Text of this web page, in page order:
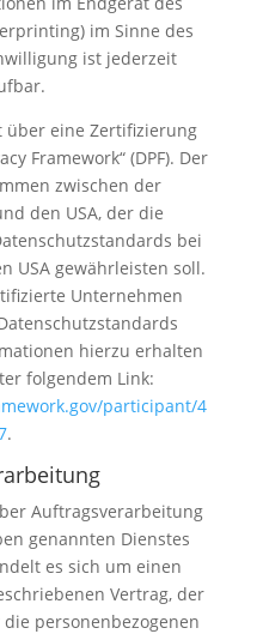
im Sinne des
ist jederzeit
über eine Zertifizierung
Framework“ (DPF). Der
zwischen der
den USA, der die
bei
USA gewährleisten soll.
Unternehmen
hierzu erhalten
folgendem Link:
participant/4
.
Auftragsverarbeitung
genannten Dienstes
es sich um einen
Vertrag, der
personenbezogenen